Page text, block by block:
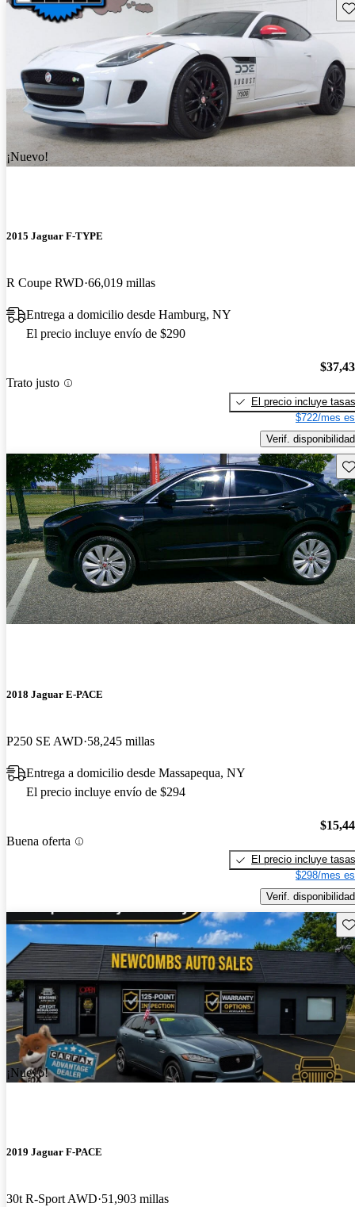
¡Nuevo!
2015 Jaguar F-TYPE
R Coupe RWD 66,019 millas
Entrega a domicilio desde Hamburg, NY
El precio incluye envío de $290
Trato justo
El precio incluye tasas
$722/mes
Verif. disponibilidad
2018 Jaguar E-PACE
P250 SE AWD 58,245 millas
Entrega a domicilio desde Massapequa, NY
El precio incluye envío de $294
Buena oferta
El precio incluye tasas
$298/mes
Verif. disponibilidad
¡Nuevo!
2019 Jaguar F-PACE
30t R-Sport AWD 51,903 millas